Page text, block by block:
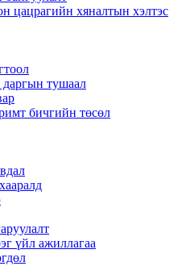
цацрагийн хяналтын хэлтэс
даргын тушаал
бичгийн төсөл
үйл ажиллагаа